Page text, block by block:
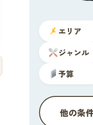
エリア
ジャンル
予算
他の条